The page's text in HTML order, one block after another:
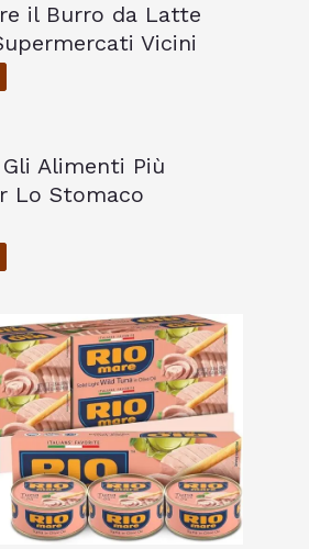
il Burro da Latte
Vicini
Alimenti Più
Lo Stomaco